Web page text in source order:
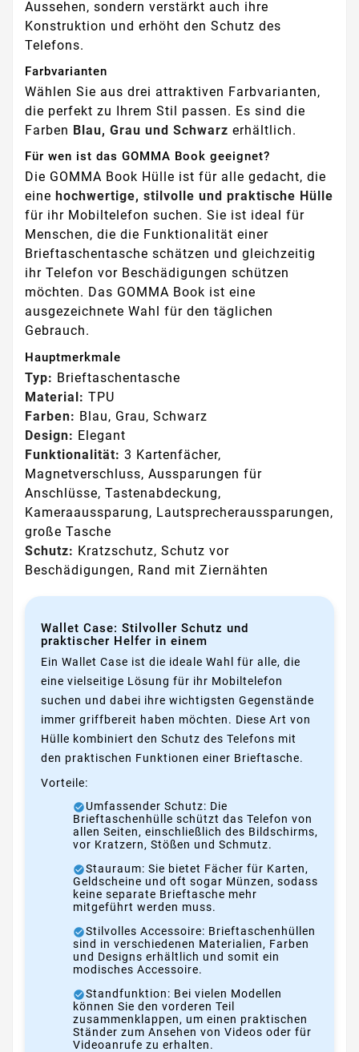
Aussehen, sondern verstärkt auch ihre
Konstruktion und erhöht den Schutz des
Telefons.
Farbvarianten
Wählen Sie aus drei attraktiven Farbvarianten,
die perfekt zu Ihrem Stil passen. Es sind die
Farben Blau, Grau und Schwarz erhältlich.
Für wen ist das GOMMA Book geeignet?
Die GOMMA Book Hülle ist für alle gedacht, die
eine hochwertige, stilvolle und praktische Hülle
für ihr Mobiltelefon suchen. Sie ist ideal für
Menschen, die die Funktionalität einer
Brieftaschentasche schätzen und gleichzeitig
ihr Telefon vor Beschädigungen schützen
möchten. Das GOMMA Book ist eine
ausgezeichnete Wahl für den täglichen
Gebrauch.
Hauptmerkmale
Typ: Brieftaschentasche
Material: TPU
Farben: Blau, Grau, Schwarz
Design: Elegant
Funktionalität: 3 Kartenfächer,
Magnetverschluss, Aussparungen für
Anschlüsse, Tastenabdeckung,
Kameraaussparung, Lautsprecheraussparungen,
große Tasche
Schutz: Kratzschutz, Schutz vor
Beschädigungen, Rand mit Ziernähten
Wallet Case: Stilvoller Schutz und
praktischer Helfer in einem
Ein Wallet Case ist die ideale Wahl für alle, die
eine vielseitige Lösung für ihr Mobiltelefon
suchen und dabei ihre wichtigsten Gegenstände
immer griffbereit haben möchten. Diese Art von
Hülle kombiniert den Schutz des Telefons mit
den praktischen Funktionen einer Brieftasche.
Vorteile:
Umfassender Schutz: Die
Brieftaschenhülle schützt das Telefon von
allen Seiten, einschließlich des Bildschirms,
vor Kratzern, Stößen und Schmutz.
Stauraum: Sie bietet Fächer für Karten,
Geldscheine und oft sogar Münzen, sodass
keine separate Brieftasche mehr
mitgeführt werden muss.
Stilvolles Accessoire: Brieftaschenhüllen
sind in verschiedenen Materialien, Farben
und Designs erhältlich und somit ein
modisches Accessoire.
Standfunktion: Bei vielen Modellen
können Sie den vorderen Teil
zusammenklappen, um einen praktischen
Ständer zum Ansehen von Videos oder für
Videoanrufe zu erhalten.